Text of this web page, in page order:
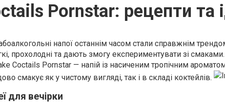
Pornstar: рецепти та
напої останнім часом стали справжнім
прохолодні та дають змогу експериментувати зі
Coctails Pornstar — напій із насиченим тропічним
смакує як у чистому вигляді, так і в складі коктейлів.
для вечірки